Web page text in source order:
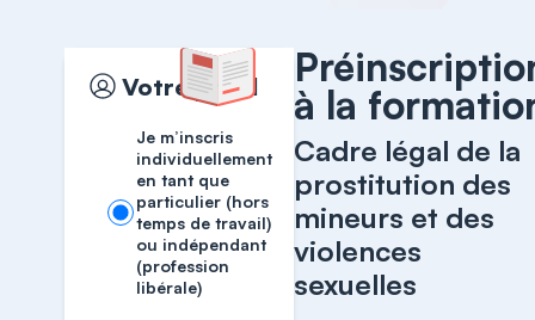
Votre profil
Je m’inscris
individuellement
en tant que
particulier (hors
temps de travail)
ou indépendant
(profession
libérale)
à la
Cadre légal de la
prostitution des
mineurs et des
violences
sexuelles